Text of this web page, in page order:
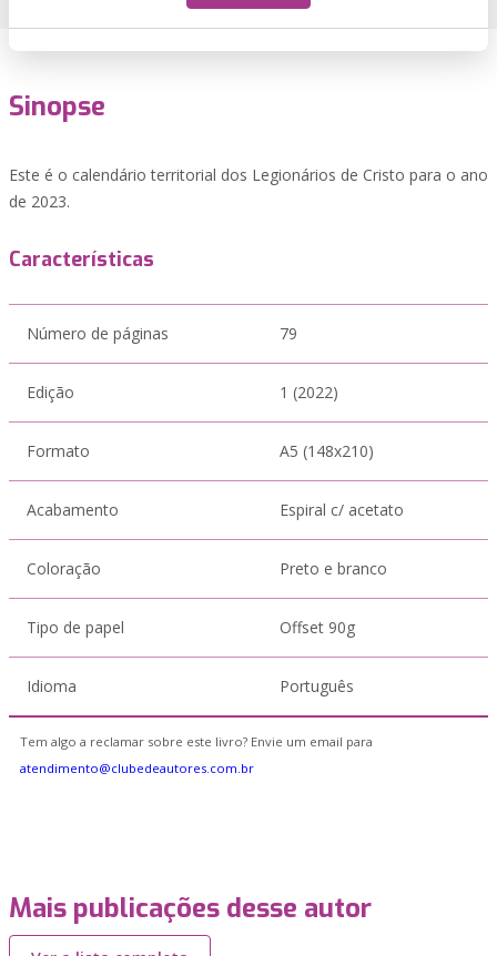
Sinopse
Este é o calendário territorial dos Legionários de Cristo para o ano
de 2023.
Características
Número de páginas 79
Edição 1 (2022)
Formato A5 (148x210)
Acabamento Espiral c/ acetato
Coloração Preto e branco
Tipo de papel Offset 90g
Idioma Português
Tem algo a reclamar sobre este livro? Envie um email para
atendimento@clubedeautores.com.br
Mais publicações desse autor